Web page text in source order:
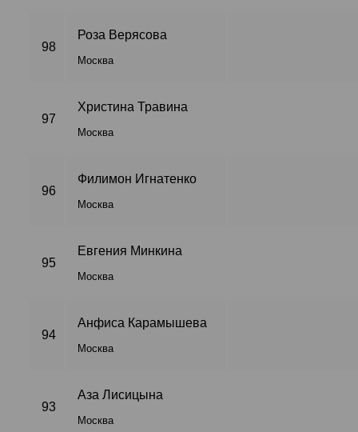
98
Роза Верясова
Москва
97
Христина Травина
Москва
96
Филимон Игнатенко
Москва
95
Евгения Минкина
Москва
94
Анфиса Карамышева
Москва
93
Аза Лисицына
Москва